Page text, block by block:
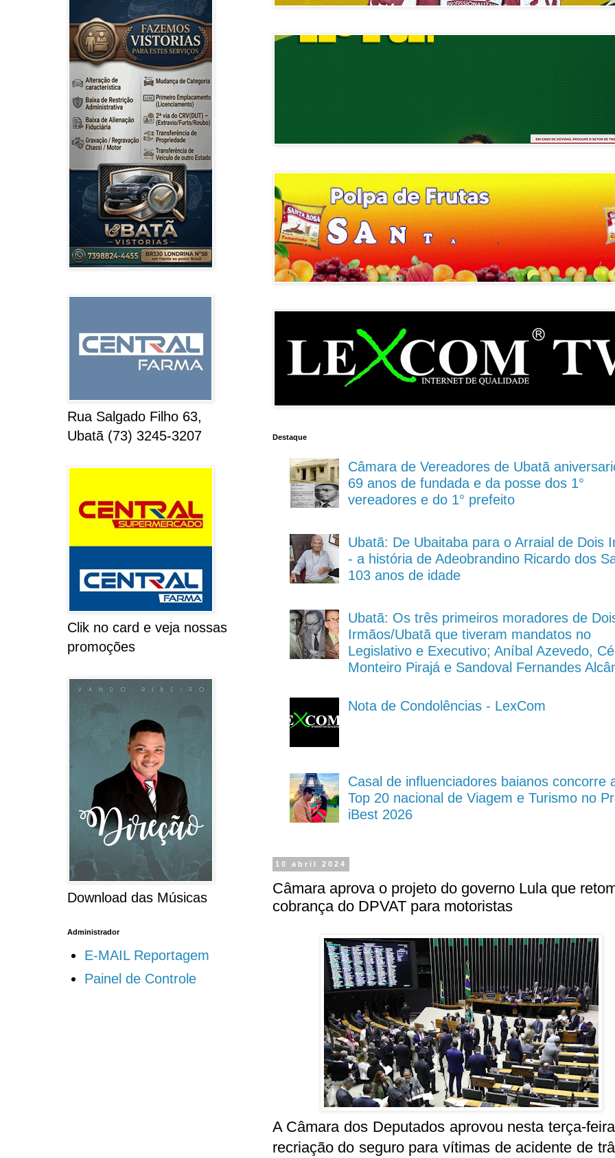
Destaque
Câmara de Vereadores de Ubatã
69 anos de fundada e da posse dos 1°
vereadores e do 1° prefeito
Ubatã: De Ubaitaba para o Arraial de Dois
- a história de Adeobrandino Ricardo dos
103 anos de idade
Ubatã: Os três primeiros moradores de
Irmãos/Ubatã que tiveram mandatos no
Legislativo e Executivo; Aníbal Azevedo,
Monteiro Pirajá e Sandoval Fernandes
Nota de Condolências - LexCom
Casal de influenciadores baianos concorre
Top 20 nacional de Viagem e Turismo no
iBest 2026
10 abril 2024
Câmara aprova o projeto do governo Lula que
cobrança do DPVAT para motoristas
A Câmara dos Deputados aprovou nesta terça-
recriação do seguro para vítimas de acidente de
Rua Salgado Filho 63,
Ubatã (73) 3245-3207
Clik no card e veja nossas
promoções
Download das Músicas
Administrador
E-MAIL Reportagem
Painel de Controle